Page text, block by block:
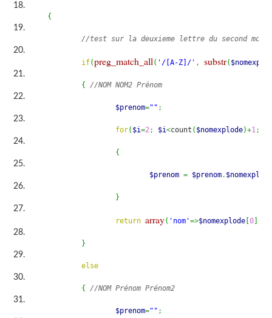
{
//test sur la deuxieme lettre du second mot
if(preg_match_all( '/[A-Z]/' , substr(
{ //NOM NOM2 Prénom
$prenom="" ;
for( $i=2; $i<count ( $nomexplode)+1;
{
$prenom = $prenom.
}
return array( 'nom'=>$nomexplode [0
}
else
{ //NOM Prénom Prénom2
$prenom="" ;